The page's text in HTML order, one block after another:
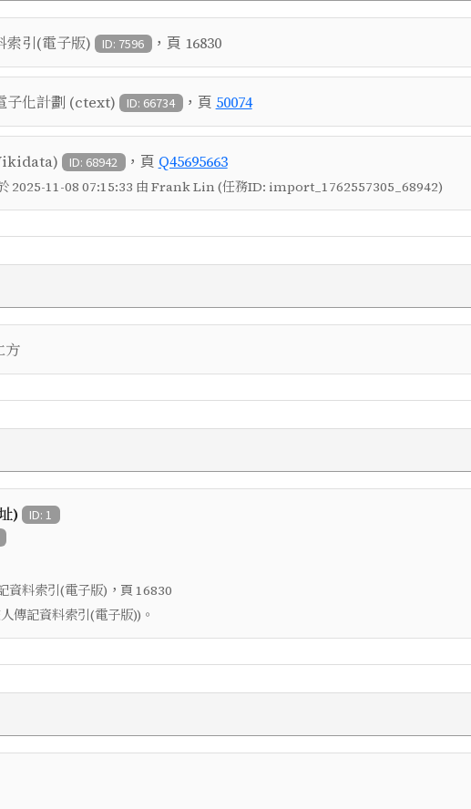
索引(電子版) ID: 7596 ，頁 16830
子化計劃 (ctext) ID: 66734 ，頁 50074
ID: 68942 ，頁 Q45695663
2025-11-08 07:15:33 由 Frank Lin (任務ID: import_1762557305_68942)
方
) ID: 1
資料索引(電子版) ，頁 16830
傳記資料索引(電子版))。